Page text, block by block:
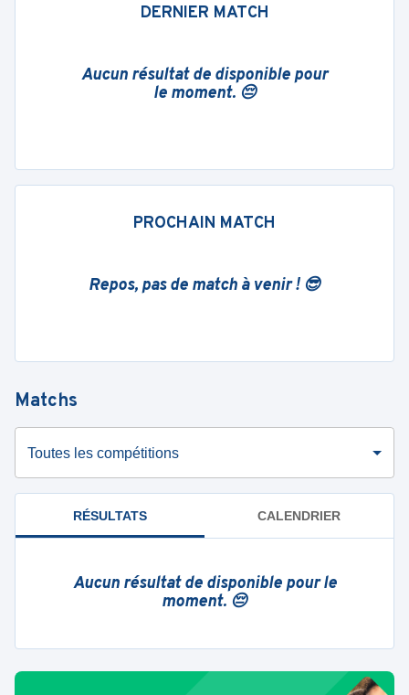
DERNIER MATCH
Aucun résultat de disponible pour
le moment. 😔
PROCHAIN MATCH
Repos, pas de match à venir ! 😎
Matchs
Toutes les compétitions
RÉSULTATS CALENDRIER
Aucun résultat de disponible pour le
moment. 😔